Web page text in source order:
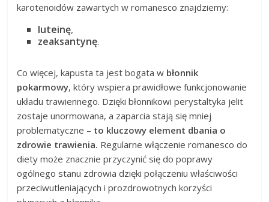
karotenoidów zawartych w romanesco znajdziemy:
luteinę,
zeaksantynę.
Co więcej, kapusta ta jest bogata w błonnik
pokarmowy, który wspiera prawidłowe funkcjonowanie
układu trawiennego. Dzięki błonnikowi perystaltyka jelit
zostaje unormowana, a zaparcia stają się mniej
problematyczne – to kluczowy element dbania o
zdrowie trawienia. Regularne włączenie romanesco do
diety może znacznie przyczynić się do poprawy
ogólnego stanu zdrowia dzięki połączeniu właściwości
przeciwutleniających i prozdrowotnych korzyści